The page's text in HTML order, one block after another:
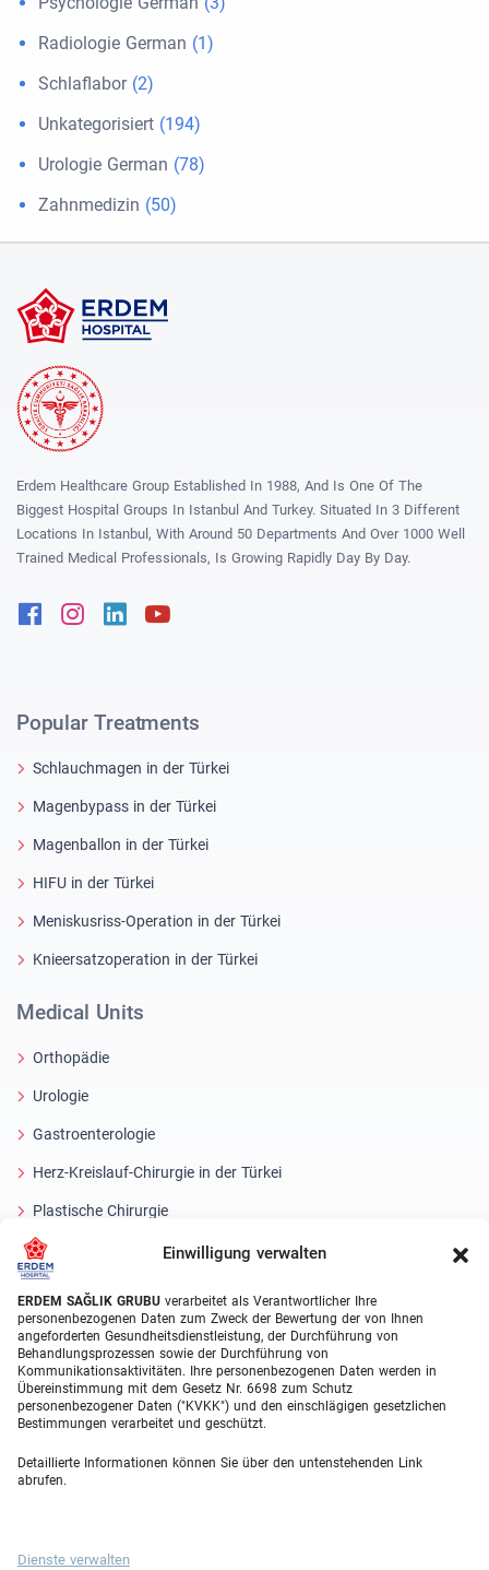
Einwilligung verwalten
ERDEM SAĞLIK GRUBU verarbeitet als Verantwortlicher Ihre
personenbezogenen Daten zum Zweck der Bewertung der von Ihnen
angeforderten Gesundheitsdienstleistung, der Durchführung von
Behandlungsprozessen sowie der Durchführung von
Kommunikationsaktivitäten. Ihre personenbezogenen Daten werden in
Übereinstimmung mit dem Gesetz Nr. 6698 zum Schutz
personenbezogener Daten ("KVKK") und den einschlägigen gesetzlichen
Bestimmungen verarbeitet und geschützt.
Detaillierte Informationen können Sie über den untenstehenden Link
abrufen.
Dienste verwalten
Radiologie German (1)
Schlaflabor(2)
Unkategorisiert (194)
Urologie German (78)
Zahnmedizin (50)
Erdem Healthcare Group Established In 1988, And Is One Of The
Biggest Hospital Groups In Istanbul And Turkey. Situated In 3 Different
Locations In Istanbul, With Around 50 Departments And Over 1000 Well
Trained Medical Professionals, Is Growing Rapidly Day By Day.
FacebookInstagram
Linkedin
Popular Treatments
Schlauchmagen in der Türkei
Magenbypass in der Türkei
Magenballon in der Türkei
HIFU in der Türkei
Meniskusriss-Operation in der Türkei
Knieersatzoperation in der Türkei
Medical Units
Orthopädie
Urologie
Gastroenterologie
Herz-Kreislauf-Chirurgie in der Türkei
Plastische Chirurgie
Haartransplantationsbehandlungen
Laser Eye
About Erdem
Über uns
Medizinische Einheiten